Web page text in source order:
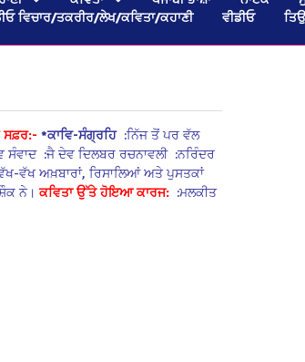
ਵਿਚਾਰ/ਤਕਰੀਰ/ਲੇਖ/ਕਵਿਤਾ/ਕਹਾਣੀ ਵੀਡੀਓ
ਸਫ਼ਰ:- *ਕਾਵਿ-ਸੰਗ੍ਰਹਿ :ਨਿੱਜ ਤੋਂ ਪਰ ਵੱਲ
ਸੰਵਾਦ :ਜੈ ਦੇਵ ਦਿਲਬਰ ਰਚਨਾਵਲੀ :ਨਰਿੰਦਰ
ਵੱਖ ਅਖ਼ਬਾਰਾਂ, ਰਿਸਾਲਿਆਂ ਅਤੇ ਪੁਸਤਕਾਂ
ਨੇ। ਕਵਿਤਾ ਉੱਤੇ ਹੋਇਆ ਕਾਰਜ: :ਮਲਕੀਤ